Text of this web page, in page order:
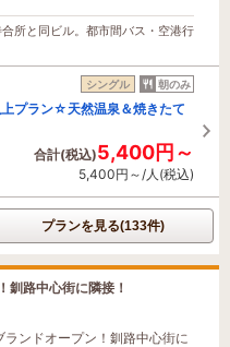
所と同ビル。都市間バス・空港行
シングル 朝のみ
プラン☆天然温泉＆焼きたて
合計(税込)5,400円～
5,400円～/人(税込)
プランを見る(133件)
釧路中心街に隣接！
ランドオープン！釧路中心街に